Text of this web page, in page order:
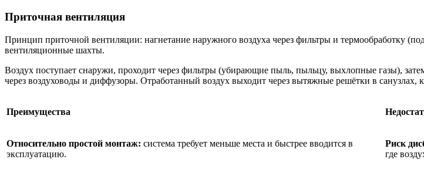
Приточная вентиляция
Принцип приточной вентиляции: нагнетание наружного воздуха через фильтры и термообработку
вентиляционные шахты.
Воздух поступает снаружи, проходит через фильтры (убирающие пыль, пыльцу, выхлопные газы),
через воздуховоды и диффузоры. Отработанный воздух выходит через вытяжные решётки в санузлах,
Преимущества
Относительно простой монтаж: система требует меньше места и быстрее вводится в
эксплуатацию.
Риск
где